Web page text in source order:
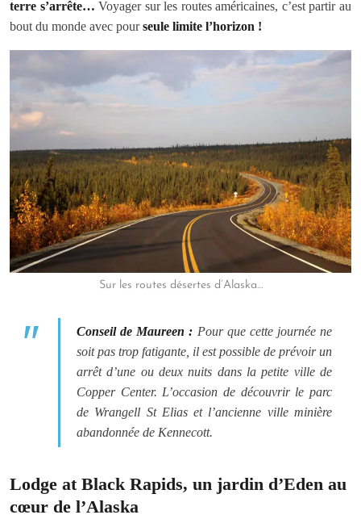
terre s’arrête… Voyager sur les routes américaines, c’est partir au
bout du monde avec pourseule limite l’horizon !
Sur les routes désertes d’Alaska…
Conseil de Maureen : Pour que cette journée ne
soit pas trop fatigante, il est possible de prévoir un
arrêt d’une ou deux nuits dans la petite ville de
Copper Center. L’occasion de découvrir le parc
de Wrangell St Elias et l’ancienne ville minière
abandonnée de Kennecott.
Lodge at Black Rapids, un jardin d’Eden au
cœur de l’Alaska